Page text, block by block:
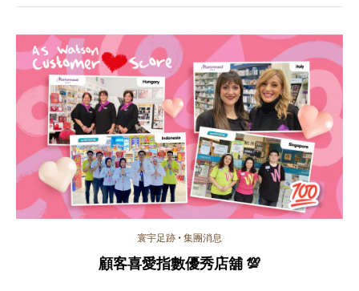
寰宇足跡 • 集團消息
顧客喜愛指數優秀店舖 💯